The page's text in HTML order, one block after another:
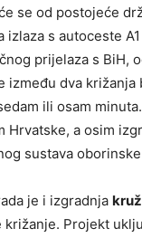
se od postojeće
s autoceste
prijelaza s BiH,
između dva
ili osam
Hrvatske, a osim
sustava
je i izgradnja
Projekt